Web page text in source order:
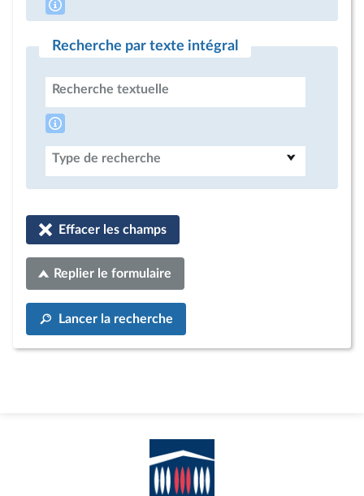
Recherche par texte intégral
Recherche textuelle
Type de recherche
Effacer les champs
Replier le formulaire
Lancer la recherche